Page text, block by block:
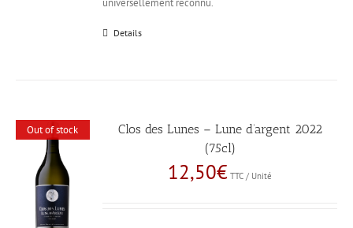
universellement reconnu.
Details
Out of stock
Clos des Lunes – Lune d’argent 2022
(75cl)
12,50€ TTC / Unité